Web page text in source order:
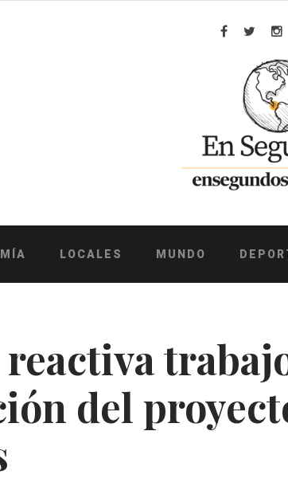
Facebook
Twitter
LOCALES MUNDO
del